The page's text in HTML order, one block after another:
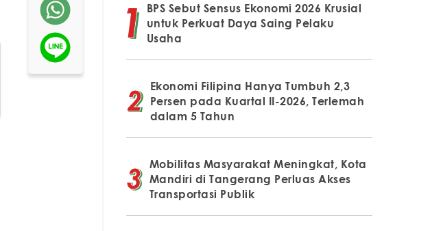
BPS Sebut Sensus Ekonomi 2026 Krusial
untuk Perkuat Daya Saing Pelaku
Usaha
Ekonomi Filipina Hanya Tumbuh 2,3
Persen pada Kuartal II-2026, Terlemah
dalam 5 Tahun
Mobilitas Masyarakat Meningkat, Kota
Mandiri di Tangerang Perluas Akses
Transportasi Publik